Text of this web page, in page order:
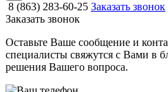
8 (863) 283-60-25 Заказать звонок
Заказать звонок
Оставьте Ваше сообщение и
специалисты свяжутся с Вами в
решения Вашего вопроса.